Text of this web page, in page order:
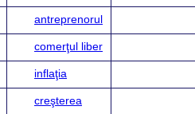
antreprenorul
comerţul liber
inflaţia
creşterea